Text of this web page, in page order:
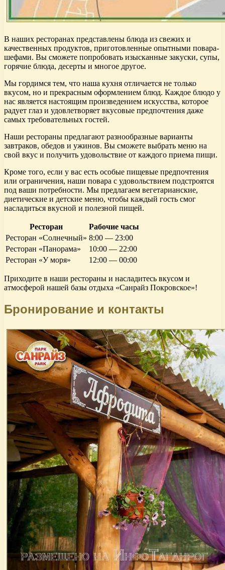
В наших ресторанах представлены блюда из свежих и
качественных продуктов, приготовленные опытными повара-
шефами. Вы сможете попробовать изысканные закуски, супы,
горячие блюда, десерты и многое другое.
Мы гордимся тем, что наша кухня отличается не только
вкусом, но и прекрасным оформлением блюд. Каждое блюдо у
нас является настоящим произведением искусства, которое
радует глаз и удовлетворяет вкусовые предпочтения даже
самых требовательных гостей.
Наши рестораны предлагают разнообразные варианты
завтраков, обедов и ужинов. Вы сможете выбрать меню на
свой вкус и получить удовольствие от каждого приема пищи.
Кроме того, если у вас есть особые пищевые предпочтения
или ограничения, наши повара с удовольствием подстроятся
под ваши потребности. Мы предлагаем вегетарианские,
диетические и детские меню, чтобы каждый гость смог
насладиться вкусной и полезной пищей.
Ресторан
Рабочие часы
Ресторан «Солнечный» 8:00 — 23:00
Ресторан «Панорама»
10:00 — 22:00
Ресторан «У моря»
12:00 — 00:00
Приходите в наши рестораны и насладитесь вкусом и
атмосферой нашей базы отдыха «Санрайз Покровское»!
Бронирование и контакты